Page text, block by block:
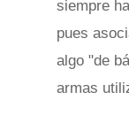
siempre
pues
algo "de
armas